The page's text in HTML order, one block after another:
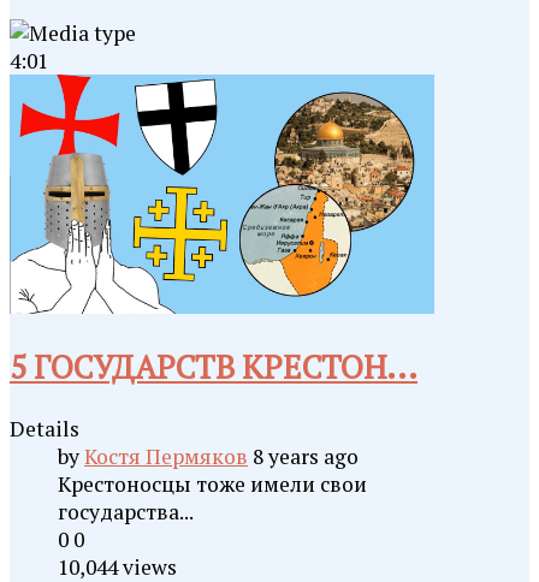
4:01
5 ГОСУДАРСТВ КРЕСТОН...
Details
byКостя Пермяков 8 years ago
Крестоносцы тоже имели свои
государства...
0 0
10,044 views